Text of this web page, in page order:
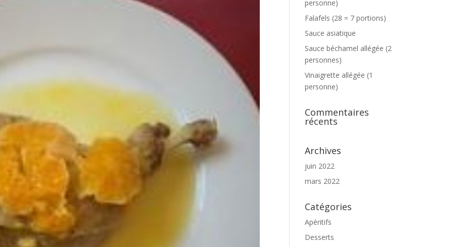
personne)
Falafels (28 = 7 portions)
Sauce asiatique
Sauce béchamel allégée (2
personnes)
Vinaigrette allégée (1
personne)
Commentaires
récents
Archives
juin 2022
mars 2022
Catégories
Apéritifs
Desserts